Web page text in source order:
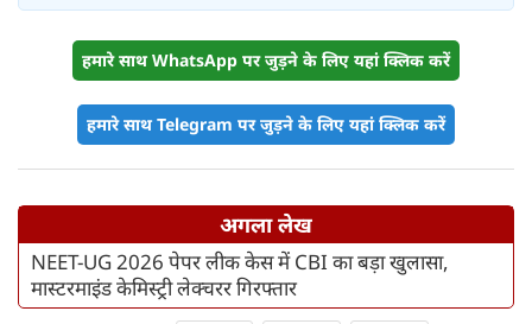
हमारे साथ WhatsApp पर जुड़ने के लिए यहां क्लिक करें
हमारे साथ Telegram पर जुड़ने के लिए यहां क्लिक करें
अगला लेख
NEET-UG 2026 पेपर लीक केस में CBI का बड़ा खुलासा,
मास्टरमाइंड केमिस्ट्री लेक्चरर गिरफ्तार